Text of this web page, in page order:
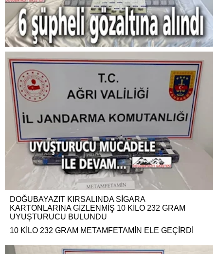
DOĞUBAYAZIT KIRSALINDA SİGARA
KARTONLARINA GİZLENMİŞ 10 KİLO 232 GRAM
UYUŞTURUCU BULUNDU
10 KİLO 232 GRAM METAMFETAMİN ELE GEÇİRDİ